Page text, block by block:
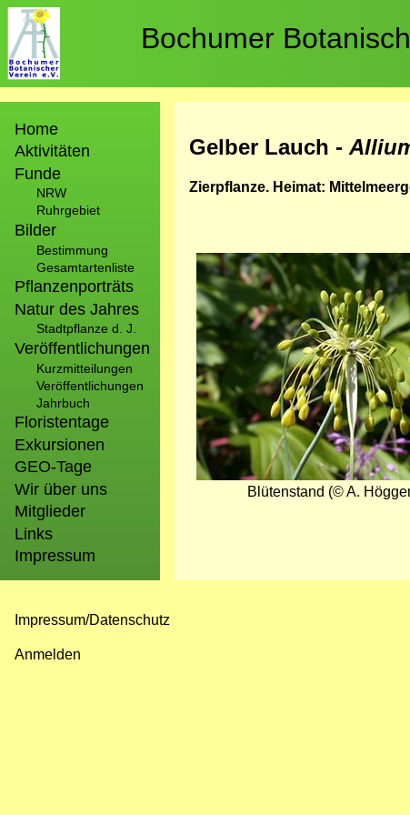
Direkt
zum
Inhalt
Bochumer
Home
Aktivitäten
Funde
NRW
Ruhrgebiet
Bilder
Bestimmung
Gesamtartenliste
Pflanzenporträts
Natur des Jahres
Stadtpflanze d. J.
Veröffentlichungen
Kurzmitteilungen
Veröffentlichungen
Jahrbuch
Floristentage
Exkursionen
GEO-Tage
Wir über uns
Mitglieder
Links
Impressum
Gelber Lauch -
Zierpflanze. Heimat:
Bild
Blütenstand (© A.
Impressum/Datenschutz
Anmelden